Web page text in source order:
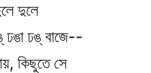
দুলে
ঢঙ্‌ বাজে--
কিছুতে সে